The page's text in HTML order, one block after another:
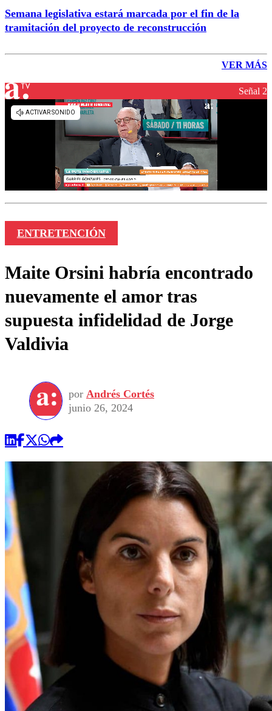
Semana legislativa estará marcada por el fin de la
tramitación del proyecto de reconstrucción
VER MÁS
Señal 2
ENTRETENCIÓN
Maite Orsini habría encontrado
nuevamente el amor tras
supuesta infidelidad de Jorge
Valdivia
por Andrés Cortés
junio 26, 2024